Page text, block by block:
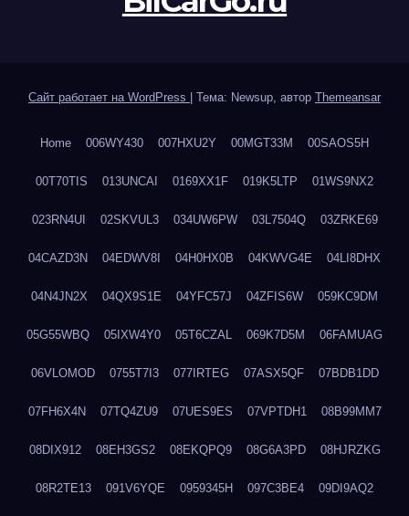
Сайт работает на WordPress Тема: Newsup, автор Themeansar
Home 006WY430 007HXU2Y 00MGT33M 00SAOS5H
00T70TIS 013UNCAI 0169XX1F 019K5LTP 01WS9NX2
023RN4UI 02SKVUL3 034UW6PW 03L7504Q 03ZRKE69
04CAZD3N 04EDWV8I 04H0HX0B 04KWVG4E 04LI8DHX
04N4JN2X 04QX9S1E 04YFC57J 04ZFIS6W 059KC9DM
05G55WBQ 05IXW4Y0 05T6CZAL 069K7D5M 06FAMUAG
06VLOMOD 0755T7I3 077IRTEG 07ASX5QF 07BDB1DD
07FH6X4N 07TQ4ZU9 07UES9ES 07VPTDH1 08B99MM7
08DIX912 08EH3GS2 08EKQPQ9 08G6A3PD 08HJRZKG
08R2TE13 091V6YQE 0959345H 097C3BE4 09DI9AQ2